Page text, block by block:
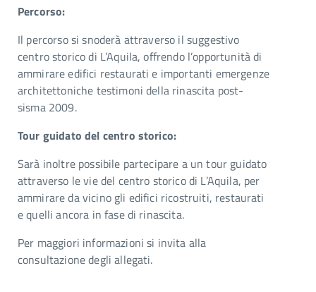
Percorso:
Il percorso si snoderà attraverso il suggestivo
centro storico di L’Aquila, offrendo l’opportunità di
ammirare edifici restaurati e importanti emergenze
architettoniche testimoni della rinascita post-
sisma 2009.
Tour guidato del centro storico:
Sarà inoltre possibile partecipare a un tour guidato
attraverso le vie del centro storico di L’Aquila, per
ammirare da vicino gli edifici ricostruiti, restaurati
e quelli ancora in fase di rinascita.
Per maggiori informazioni si invita alla
consultazione degli allegati.